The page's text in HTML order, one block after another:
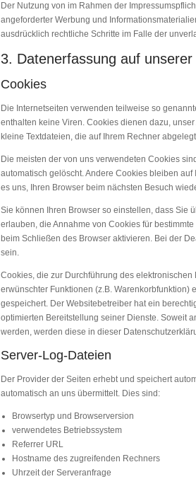
Der Nutzung von im Rahmen der
angeforderter Werbung und
ausdrücklich rechtliche Schritte im Falle der
3. Datenerfassung auf
Cookies
Die Internetseiten verwenden teilweise so
enthalten keine Viren. Cookies dienen dazu,
kleine Textdateien, die auf Ihrem Rechner
Die meisten der von uns verwendeten Cookies
automatisch gelöscht. Andere Cookies bleiben
es uns, Ihren Browser beim nächsten Besuch
Sie können Ihren Browser so einstellen, dass Sie
erlauben, die Annahme von Cookies für
beim Schließen des Browser aktivieren. Bei der
sein.
Cookies, die zur Durchführung des
erwünschter Funktionen (z.B. Warenkorbfunktion)
gespeichert. Der Websitebetreiber hat ein
optimierten Bereitstellung seiner Dienste. Soweit
werden, werden diese in dieser
Server-Log-Dateien
Der Provider der Seiten erhebt und speichert
automatisch an uns übermittelt. Dies sind:
Browsertyp und Browserversion
verwendetes Betriebssystem
Referrer URL
Hostname des zugreifenden Rechners
Uhrzeit der Serveranfrage